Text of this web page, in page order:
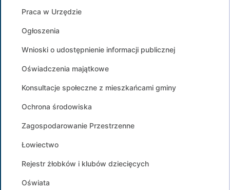
Praca w Urzędzie
Ogłoszenia
Wnioski o udostępnienie informacji publicznej
Oświadczenia majątkowe
Konsultacje społeczne z mieszkańcami gminy
Ochrona środowiska
Zagospodarowanie Przestrzenne
Łowiectwo
Rejestr żłobków i klubów dziecięcych
Oświata